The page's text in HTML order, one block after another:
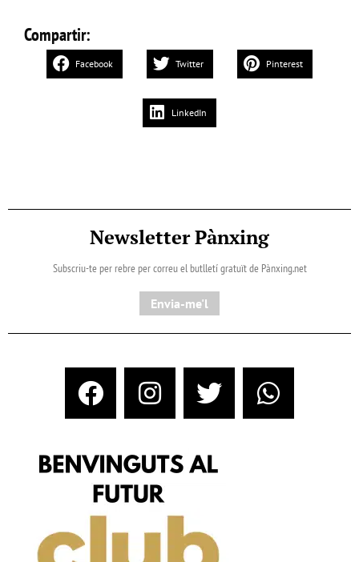
Compartir:
Facebook Twitter Pinterest
LinkedIn
Newsletter Pànxing
Subscriu-te per rebre per correu el butlletí gratuït de Pànxing.net​
Envia-me'l